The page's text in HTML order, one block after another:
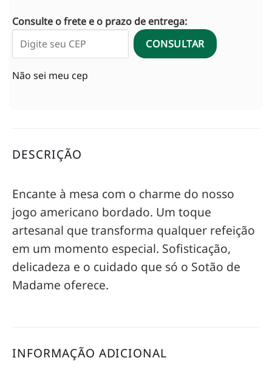
Consulte o frete e o prazo de entrega:
CONSULTAR
Não sei meu cep
DESCRIÇÃO
Encante à mesa com o charme do nosso
jogo americano bordado. Um toque
artesanal que transforma qualquer refeição
em um momento especial. Sofisticação,
delicadeza e o cuidado que só o Sotão de
Madame oferece.
INFORMAÇÃO ADICIONAL